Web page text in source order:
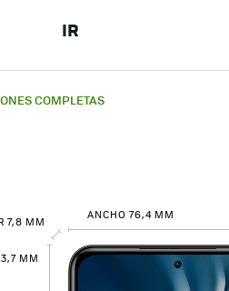
IR
COMPLETAS
7,8 MM
ANCHO 76,4 MM
MM